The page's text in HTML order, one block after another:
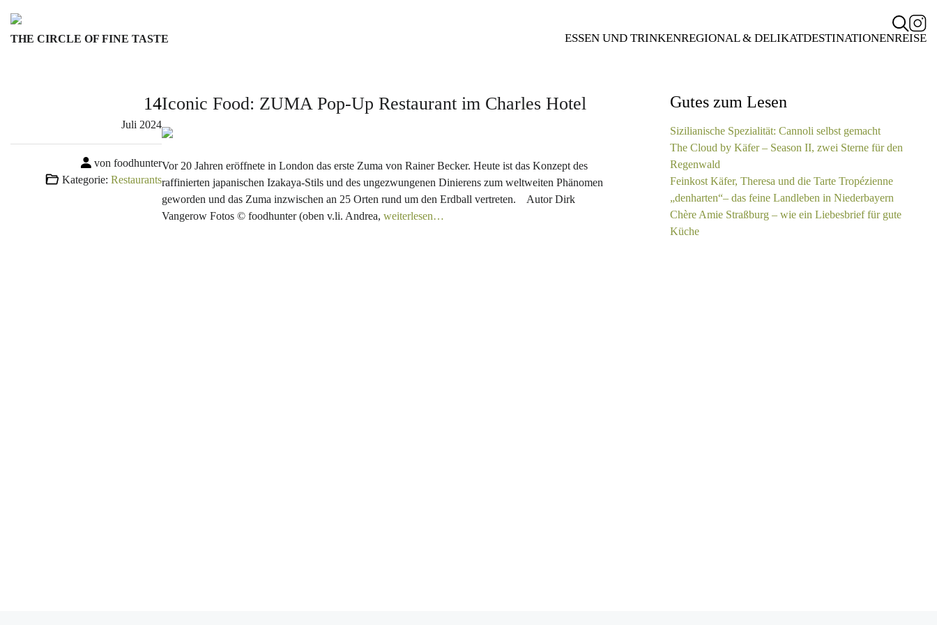
content
THE CIRCLE OF FINE TASTE ESSEN UND TRINKENREGIONAL & DELIKATDESTINATIONENREISE
14
Juli 2024
von foodhunter
Kategorie: Restaurants
Iconic Food: ZUMA Pop-Up Restaurant im Charles Hotel
Vor 20 Jahren eröffnete in London das erste Zuma von Rainer Becker. Heute ist das Konzept des
raffinierten japanischen Izakaya-Stils und des ungezwungenen Dinierens zum weltweiten Phänomen
geworden und das Zuma inzwischen an 25 Orten rund um den Erdball vertreten. Autor Dirk
Vangerow Fotos © foodhunter (oben v.li. Andrea, weiterlesen…
Gutes zum Lesen
Sizilianische Spezialität: Cannoli selbst gemacht
The Cloud by Käfer – Season II, zwei Sterne für den
Regenwald
Feinkost Käfer, Theresa und die Tarte Tropézienne
„denharten“– das feine Landleben in Niederbayern
Chère Amie Straßburg – wie ein Liebesbrief für gute
Küche